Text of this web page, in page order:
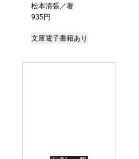
松本清張／著
935円
文庫電子書籍あり